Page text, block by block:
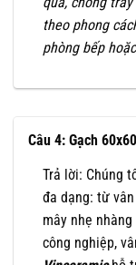
theo phong
phòng bếp
Câu 4: Gạch
Trả lời: Chúng
đa dạng: từ
mây nhẹ
công nghiệp,